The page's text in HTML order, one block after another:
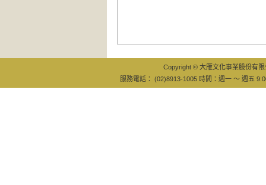
Copyright © 大雁文化事業股份有
服務電話： (02)8913-1005 時間：週一 ～ 週五